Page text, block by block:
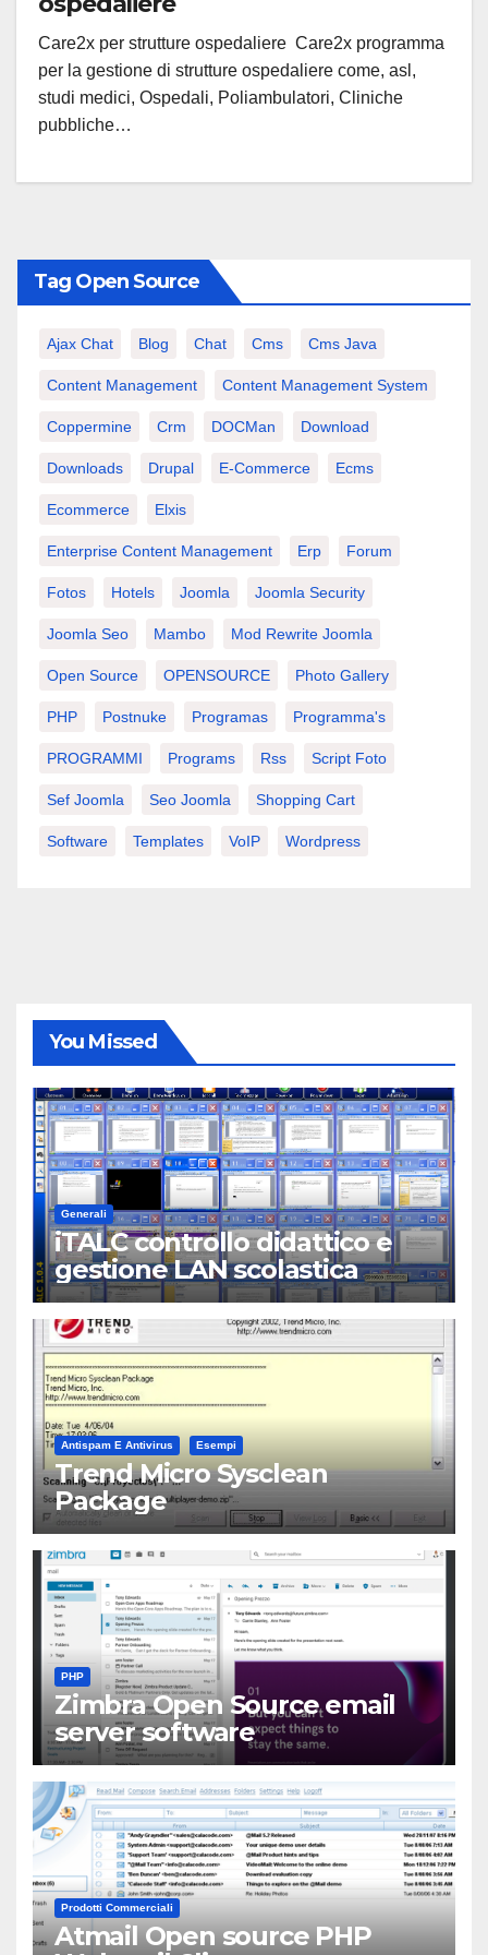
Care2x per strutture ospedaliere Care2x programma
per la gestione di strutture ospedaliere come, asl,
studi medici, Ospedali, Poliambulatori, Cliniche
pubbliche…
Tag Open Source
Ajax Chat Blog Chat Cms Cms Java
Content Management Content Management System
Coppermine Crm DOCMan Download
Downloads Drupal E-Commerce Ecms
Ecommerce Elxis
Enterprise Content Management Erp Forum
Fotos Hotels Joomla Joomla Security
Joomla Seo Mambo Mod Rewrite Joomla
Open Source OPENSOURCE Photo Gallery
PHP Postnuke Programas Programma's
PROGRAMMI Programs Rss Script Foto
Sef Joomla Seo Joomla Shopping Cart
Software Templates VoIP Wordpress
You Missed
Generali
iTALC controllo didattico e
gestione LAN scolastica
Antispam E Antivirus Esempi
Trend Micro Sysclean
Package
PHP
Zimbra Open Source email
server software
Prodotti Commerciali
Atmail Open source PHP